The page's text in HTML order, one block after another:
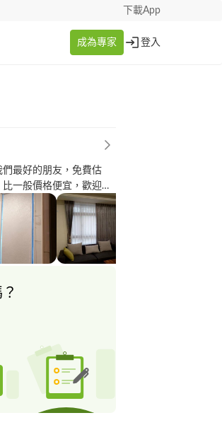
下載App
成為專家 登入
最好的朋友，免費估
一般價格便宜，歡迎來